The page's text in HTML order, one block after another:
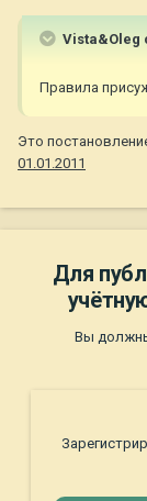
Vista&Oleg
Правила
Это
01.01.2011
Для
Вы